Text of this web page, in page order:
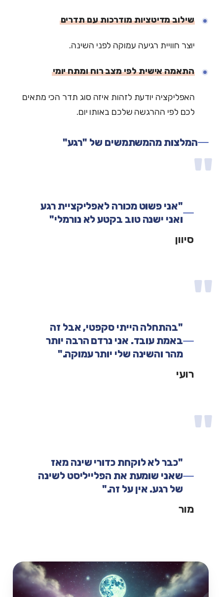
שילוב מדיטציות מודרכות עם תדרים
יוצר חוויית רגיעה עמוקה לפני השינה.
התאמה אישית לפי מצב רוח ומתח יומי
האפליקציה יודעת לזהות איזה סוג תדר הכי מתאים
לכם לפי ההרגשה שלכם באותו יום.
המלצות מהמשתמשים של "רגע"
"אני פשוט מכורה לאפליקציית רגע
ואני ישנה טוב בקטע לא נורמלי"
סיוון
"בהתחלה הייתי סקפטי, אבל זה
באמת עובד. אני נרדם הרבה יותר
מהר והשינה שלי יותר עמוקה."
רועי
"כבר לא לוקחת כדורי שינה מאז
שאני שומעת את הפלייליסט לשינה
של רגע. אין על זה."
מור